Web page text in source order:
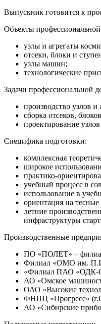
Выпускник готовится к
Объекты профессиональной
узлы и агрегаты
отсеки, блоки и
узлы машин;
технологические
Задачи профессиональной
производство узлов и
сборка отсеков,
проектирование
Специфика подготовки:
комплексная
широкое
практико-
учебный процесс в
использование в
ориентация на
летние
инфраструктуры
Производственные
ПО «ПОЛЕТ» –
Филиал «ОМО им. П.И.
«Филиал ПАО «ОДК-
АО «Омское
ОАО «Высокие
ФНПЦ «Прогресс»
АО «Сибирские